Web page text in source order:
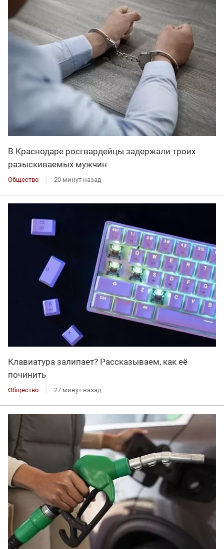
В Краснодаре росгвардейцы задержали троих
разыскиваемых мужчин
Общество 20 минут назад
Клавиатура залипает? Рассказываем, как её
починить
Общество 27 минут назад